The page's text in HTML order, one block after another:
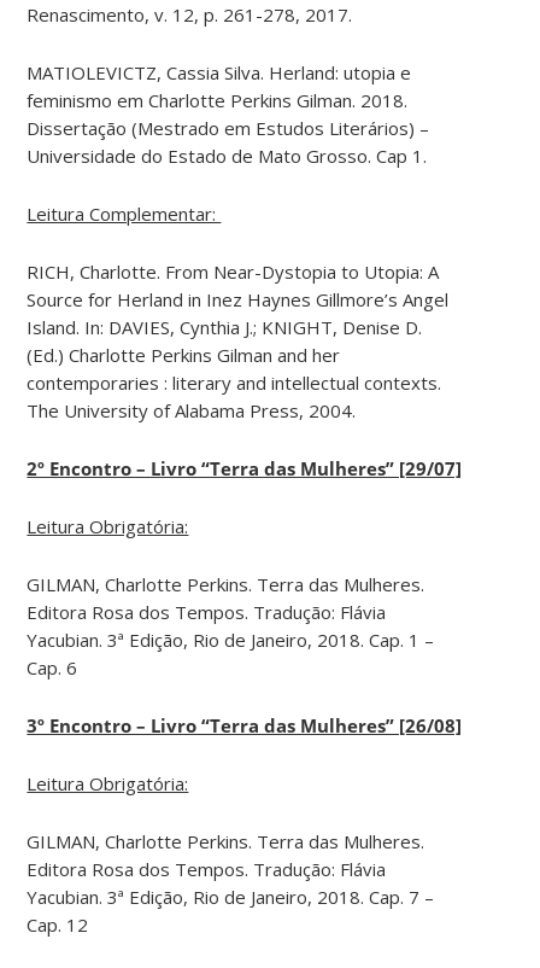
Renascimento, v. 12, p. 261-278, 2017.
MATIOLEVICTZ, Cassia Silva. Herland: utopia e
feminismo em Charlotte Perkins Gilman. 2018.
Dissertação (Mestrado em Estudos Literários) –
Universidade do Estado de Mato Grosso. Cap 1.
Leitura Complementar:
RICH, Charlotte. From Near-Dystopia to Utopia: A
Source for Herland in Inez Haynes Gillmore’s Angel
Island. In: DAVIES, Cynthia J.; KNIGHT, Denise D.
(Ed.) Charlotte Perkins Gilman and her
contemporaries : literary and intellectual contexts.
The University of Alabama Press, 2004.
2º Encontro – Livro “Terra das Mulheres” [29/07]
Leitura Obrigatória:
GILMAN, Charlotte Perkins. Terra das Mulheres.
Editora Rosa dos Tempos. Tradução: Flávia
Yacubian. 3ª Edição, Rio de Janeiro, 2018. Cap. 1 –
Cap. 6
3º Encontro – Livro “Terra das Mulheres” [26/08]
Leitura Obrigatória:
GILMAN, Charlotte Perkins. Terra das Mulheres.
Editora Rosa dos Tempos. Tradução: Flávia
Yacubian. 3ª Edição, Rio de Janeiro, 2018. Cap. 7 –
Cap. 12